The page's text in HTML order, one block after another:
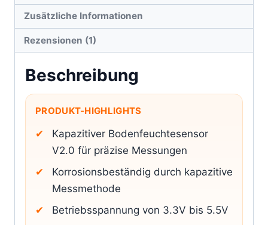
Zusätzliche Informationen
Rezensionen (1)
Beschreibung
PRODUKT-HIGHLIGHTS
Kapazitiver Bodenfeuchtesensor
V2.0 für präzise Messungen
Korrosionsbeständig durch kapazitive
Messmethode
Betriebsspannung von 3.3V bis 5.5V